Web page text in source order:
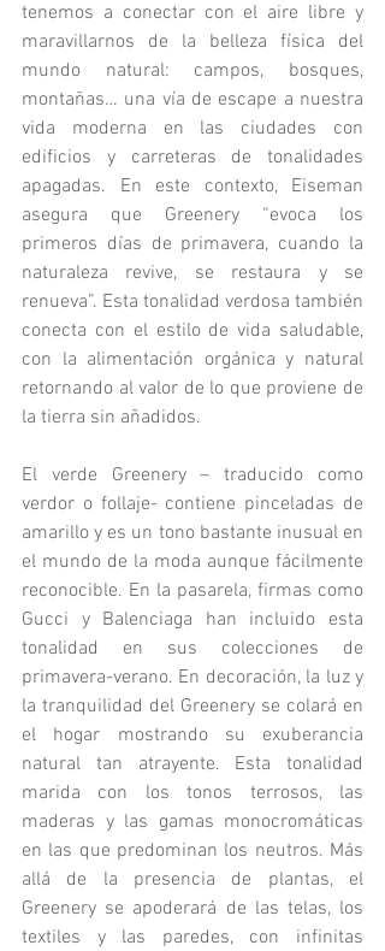
tenemos a conectar con el aire libre y
maravillarnos de la belleza física del
mundo natural: campos, bosques,
montañas… una vía de escape a nuestra
vida moderna en las ciudades con
edificios y carreteras de tonalidades
apagadas. En este contexto, Eiseman
asegura que Greenery “evoca los
primeros días de primavera, cuando la
naturaleza revive, se restaura y se
renueva”. Esta tonalidad verdosa también
conecta con el estilo de vida saludable,
con la alimentación orgánica y natural
retornando al valor de lo que proviene de
la tierra sin añadidos.
El verde Greenery – traducido como
verdor o follaje- contiene pinceladas de
amarillo y es un tono bastante inusual en
el mundo de la moda aunque fácilmente
reconocible. En la pasarela, firmas como
Gucci y Balenciaga han incluido esta
tonalidad en sus colecciones de
primavera-verano. En decoración, la luz y
la tranquilidad del Greenery se colará en
el hogar mostrando su exuberancia
natural tan atrayente. Esta tonalidad
marida con los tonos terrosos, las
maderas y las gamas monocromáticas
en las que predominan los neutros. Más
allá de la presencia de plantas, el
Greenery se apoderará de las telas, los
textiles y las paredes, con infinitas